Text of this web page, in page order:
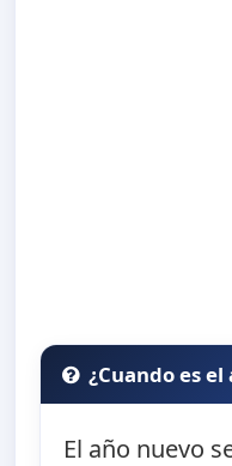
¿Cuando es
El año nuevo